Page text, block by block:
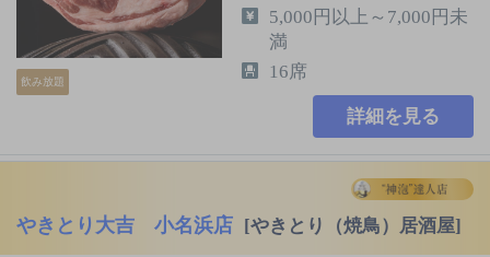
飲み放題
5,000円以上～7,000円未
満
16席
詳細を見る
やきとり大吉 小名浜店 [やきとり（焼鳥）居酒屋]